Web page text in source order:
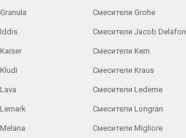
Смесители Grohe
Смесители Jacob Delafon
Смесители Kern
Смесители Kraus
Смесители Ledeme
Смесители Longran
Смесители Migliore